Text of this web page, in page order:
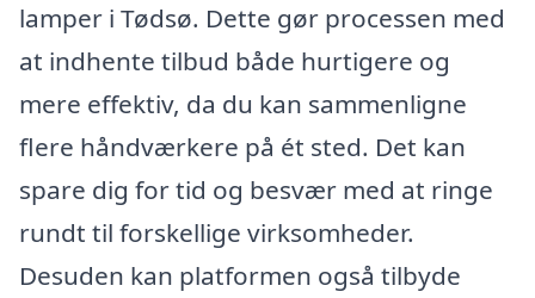
lamper i Tødsø. Dette gør processen med
at indhente tilbud både hurtigere og
mere effektiv, da du kan sammenligne
flere håndværkere på ét sted. Det kan
spare dig for tid og besvær med at ringe
rundt til forskellige virksomheder.
Desuden kan platformen også tilbyde